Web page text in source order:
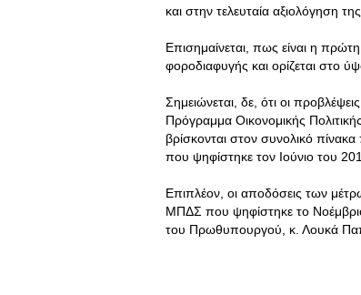
και στην τελευταία αξιολόγηση
Επισημαίνεται, πως είναι η
φοροδιαφυγής και ορίζεται στο
Σημειώνεται, δε, ότι οι
Πρόγραμμα Οικονομικής
βρίσκονται στον συνολικό
που ψηφίστηκε τον Ιούνιο του
Επιπλέον, οι αποδόσεις των
ΜΠΔΣ που ψηφίστηκε το
του Πρωθυπουργού, κ. Λουκά